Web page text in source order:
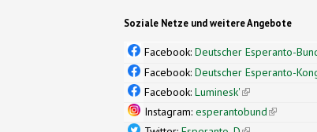
Soziale Netze und weitere Angebote
Facebook:Deutscher Esperanto-
Facebook:Deutscher Esperanto-
Facebook:Luminesk'(link is external)
Instagram:esperantobund(link is